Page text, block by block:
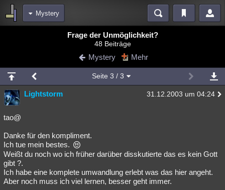
Mystery
Blogs
Chat Wiki Neuigkeiten
meine Rubriken
Menschen Wissenschaft Mystery Kriminalfälle
Spiritualität
Natur Umfragen Unterhaltung
weitere Rubriken
Philosophie
Astronomie Helpdesk Gruppen Gaming
Frage der Unmöglichkeit?
48 Beiträge
Mystery Mehr
Seite 3 / 3
Lightstorm 31.12.2003 um 04:24
tao@
Danke für den kompliment.
Ich tue mein bestes.
Weißt du noch wo ich früher darüber disskutierte das es kein Gott
gibt ?.
Ich habe eine komplete umwandlung erlebt was das hier angeht.
Aber noch muss ich viel lernen, besser geht immer.